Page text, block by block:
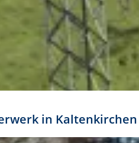
in Kaltenkirchen